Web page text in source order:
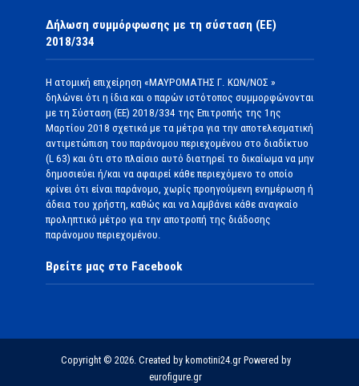
Δήλωση συμμόρφωσης με τη σύσταση (ΕΕ)
2018/334
Η ατομική επιχείρηση «ΜΑΥΡΟΜΑΤΗΣ Γ. ΚΩΝ/ΝΟΣ »
δηλώνει ότι η ίδια και ο παρών ιστότοπος συμμορφώνονται
με τη Σύσταση (ΕΕ) 2018/334 της Επιτροπής της 1ης
Μαρτίου 2018 σχετικά με τα μέτρα για την αποτελεσματική
αντιμετώπιση του παράνομου περιεχομένου στο διαδίκτυο
(L 63) και ότι στο πλαίσιο αυτό διατηρεί το δικαίωμα να μην
δημοσιεύει ή/και να αφαιρεί κάθε περιεχόμενο το οποίο
κρίνει ότι είναι παράνομο, χωρίς προηγούμενη ενημέρωση ή
άδεια του χρήστη, καθώς και να λαμβάνει κάθε αναγκαίο
προληπτικό μέτρο για την αποτροπή της διάδοσης
παράνομου περιεχομένου.
Βρείτε μας στο Facebook
Copyright © 2026. Created by komotini24.gr Powered by
eurofigure.gr